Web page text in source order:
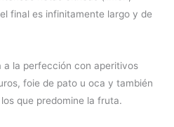
final es infinitamente largo y de
a la perfección con aperitivos
foie de pato u oca y también
que predomine la fruta.